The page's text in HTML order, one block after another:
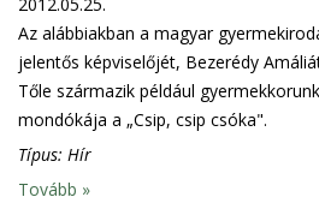
Az alábbiakban a magyar
jelentős képviselőjét, Bezerédy
Tőle származik például
mondókája a „Csip, csip csóka".
Típus: Hír
Tovább »